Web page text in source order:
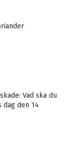
Vad ska du
dag den 14